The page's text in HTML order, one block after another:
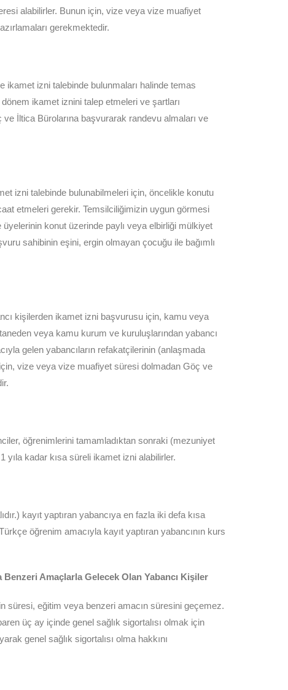
alabilirler. Bunun için, vize veya vize muafiyet
gerekmektedir.
izni talebinde bulunmaları halinde temas
ikamet iznini talep etmeleri ve şartları
İltica Bürolarına başvurarak randevu almaları ve
izni talebinde bulunabilmeleri için, öncelikle konutu
etmeleri gerekir. Temsilciliğimizin uygun görmesi
üyelerinin konut üzerinde paylı veya elbirliği mülkiyet
sahibinin eşini, ergin olmayan çocuğu ile bağımlı
kişilerden ikamet izni başvurusu için, kamu veya
veya kamu kurum ve kuruluşlarından yabancı
gelen yabancıların refakatçilerinin (anlaşmada
vize veya vize muafiyet süresi dolmadan Göç ve
öğrenimlerini tamamladıktan sonraki (mezuniyet
yıla kadar kısa süreli ikamet izni alabilirler.
kayıt yaptıran yabancıya en fazla iki defa kısa
öğrenim amacıyla kayıt yaptıran yabancının kurs
Amaçlarla Gelecek Olan Yabancı Kişiler
süresi, eğitim veya benzeri amacın süresini geçemez.
üç ay içinde genel sağlık sigortalısı olmak için
genel sağlık sigortalısı olma hakkını